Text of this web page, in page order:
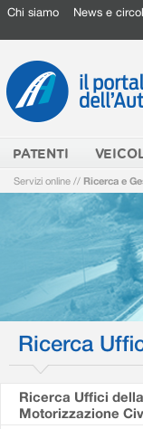
Chi siamo News e
PATENTI
Servizi online // Ricerca e
Ricerca
Ricerca Uffici della
Motorizzazione